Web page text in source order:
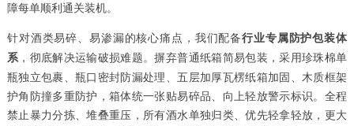
障每单顺利通关装机。
针对酒类易碎、易渗漏的核心痛点，我们配备行业专属防护包装体
系 ，彻底解决运输破损难题。摒弃普通纸箱简易包装，采用珍珠棉单
瓶独立包裹、瓶口密封防漏处理、五层加厚瓦楞纸箱加固、木质框架
护角防撞多重防护，箱体统一张贴易碎品、向上轻放警示标识。全程
禁止暴力分拣、堆叠重压，所有酒水单独归类、优先轻拿轻放，更大